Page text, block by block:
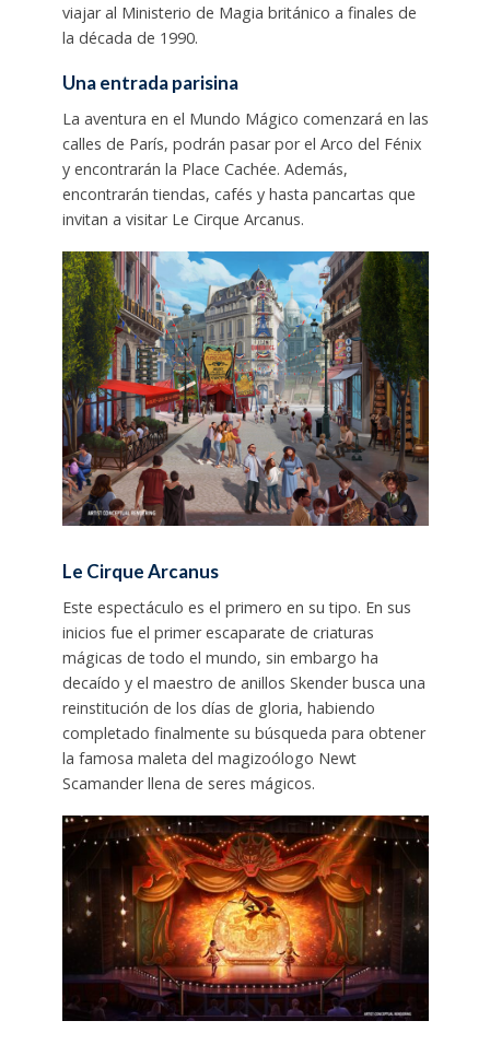
viajar al Ministerio de Magia británico a finales de
la década de 1990.
Una entrada parisina
La aventura en el Mundo Mágico comenzará en las
calles de París, podrán pasar por el Arco del Fénix
y encontrarán la Place Cachée. Además,
encontrarán tiendas, cafés y hasta pancartas que
invitan a visitar Le Cirque Arcanus.
Le Cirque Arcanus
Este espectáculo es el primero en su tipo. En sus
inicios fue el primer escaparate de criaturas
mágicas de todo el mundo, sin embargo ha
decaído y el maestro de anillos Skender busca una
reinstitución de los días de gloria, habiendo
completado finalmente su búsqueda para obtener
la famosa maleta del magizoólogo Newt
Scamander llena de seres mágicos.